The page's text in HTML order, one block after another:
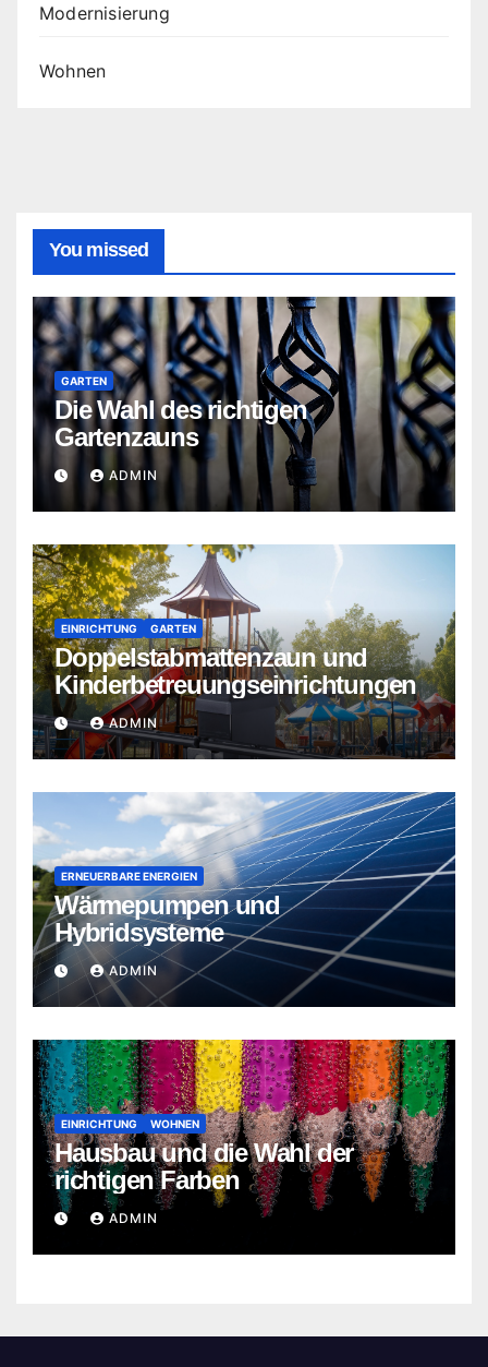
Modernisierung
Wohnen
You missed
GARTEN
Die Wahl des richtigen
Gartenzauns
ADMIN
EINRICHTUNG GARTEN
Doppelstabmattenzaun und
Kinderbetreuungseinrichtungen
ADMIN
ERNEUERBARE ENERGIEN
Wärmepumpen und
Hybridsysteme
ADMIN
EINRICHTUNG WOHNEN
Hausbau und die Wahl der
richtigen Farben
ADMIN